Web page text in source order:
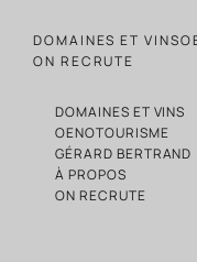
DOMAINES ET VINS
ON RECRUTE
DOMAINES ET VINS
OENOTOURISME
GÉRARD BERTRAND
À PROPOS
ON RECRUTE